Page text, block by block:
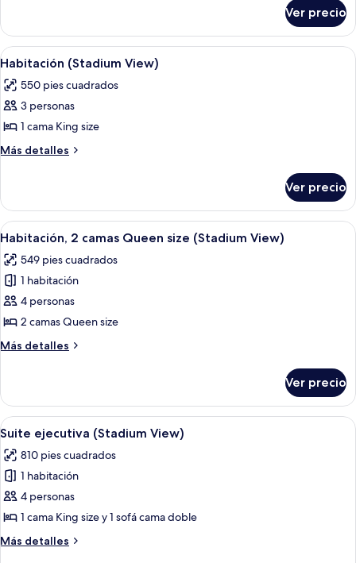
presidencial
(Strip
View)
Ver precio
Abrir
todas
las
fotos
de
Habitación
Amplia habitación de hotel con una
4
Habitación (Stadium View)
550 pies cuadrados
3 personas
1 cama King size
Más detalles
Más
(Stadium
View)
Ver precio
Abrir
todas
las
fotos
de
Habitación,
2
camas
size
(Stadium
View)
Una habitación de hotel con dos
4
Habitación, 2 camas Queen size (Stadium View)
549 pies cuadrados
1 habitación
4 personas
2 camas Queen size
Más detalles
Más
2
camas
Queen
(Stadium
View)
Ver precio
Abrir
todas
las
fotos
de
Suite
ejecutiva
(Stadium
Amplia habitación de hotel con una
4
Suite ejecutiva (Stadium View)
810 pies cuadrados
1 habitación
4 personas
1 cama King size y 1 sofá cama doble
Más detalles
Más